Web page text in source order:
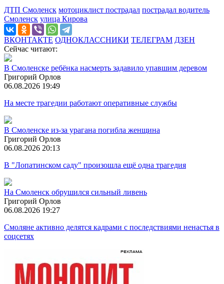
ДТП Смоленск мотоциклист пострадал пострадал водитель
Смоленск улица Кирова
ВКОНТАКТЕ ОДНОКЛАССНИКИ ТЕЛЕГРАМ ДЗЕН
Сейчас читают:
В Смоленске ребёнка насмерть задавило упавшим деревом
Григорий Орлов
06.08.2026 19:49
На месте трагедии работают оперативные службы
В Смоленске из-за урагана погибла женщина
Григорий Орлов
06.08.2026 20:13
В "Лопатинском саду" произошла ещё одна трагедия
На Смоленск обрушился сильный ливень
Григорий Орлов
06.08.2026 19:27
Смоляне активно делятся кадрами с последствиями ненастья в
соцсетях